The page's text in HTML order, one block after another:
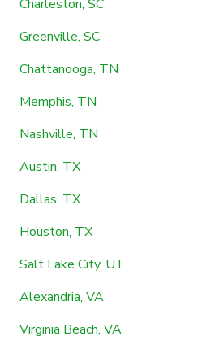
Charleston, SC
Greenville, SC
Chattanooga, TN
Memphis, TN
Nashville, TN
Austin, TX
Dallas, TX
Houston, TX
Salt Lake City, UT
Alexandria, VA
Virginia Beach, VA